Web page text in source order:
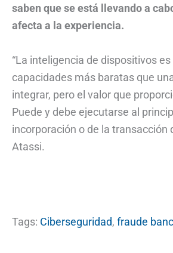
saben que se está llevando a
afecta a la experiencia.
“La inteligencia de dispositivos
capacidades más baratas que
integrar, pero el valor que
Puede y debe ejecutarse al
incorporación o de la transacción
Atassi.
Tags: Ciberseguridad, fraude